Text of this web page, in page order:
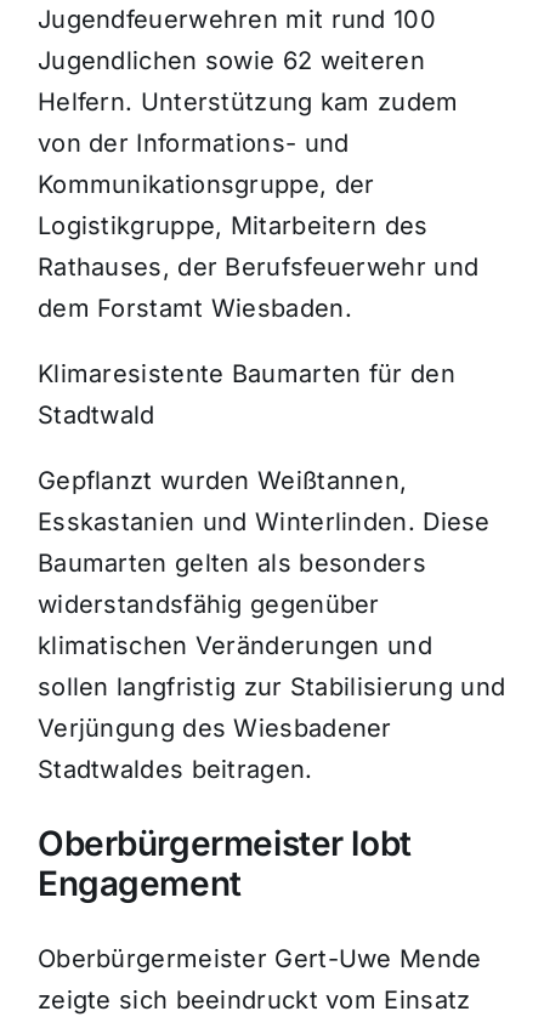
Jugendfeuerwehren mit rund 100
Jugendlichen sowie 62 weiteren
Helfern. Unterstützung kam zudem
von der Informations- und
Kommunikationsgruppe, der
Logistikgruppe, Mitarbeitern des
Rathauses, der Berufsfeuerwehr und
dem Forstamt Wiesbaden.
Klimaresistente Baumarten für den
Stadtwald
Gepflanzt wurden Weißtannen,
Esskastanien und Winterlinden. Diese
Baumarten gelten als besonders
widerstandsfähig gegenüber
klimatischen Veränderungen und
sollen langfristig zur Stabilisierung und
Verjüngung des Wiesbadener
Stadtwaldes beitragen.
Oberbürgermeister lobt
Engagement
Oberbürgermeister Gert-Uwe Mende
zeigte sich beeindruckt vom Einsatz